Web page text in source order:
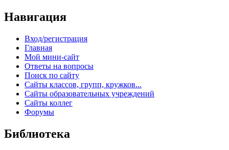
Навигация
Вход/регистрация
Главная
Мой мини-сайт
Ответы на вопросы
Поиск по сайту
Сайты классов, групп, кружков...
Сайты образовательных учреждений
Сайты коллег
Форумы
Библиотека